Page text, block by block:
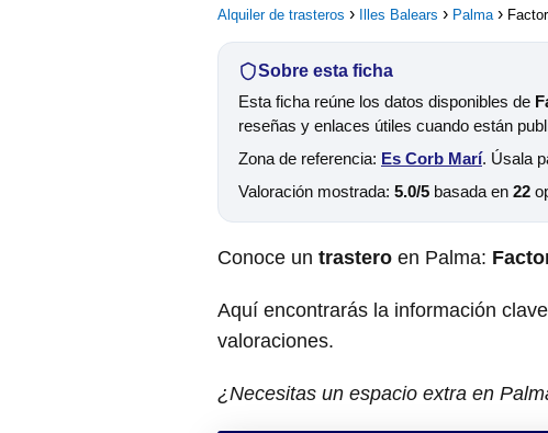
Alquiler de trasteros Illes Balears Palma
Sobre esta ficha
Esta ficha reúne los datos disponibles de
reseñas y enlaces útiles cuando están
Zona de referencia: Es Corb Marí. Úsala
Valoración mostrada: 5.0/5 basada en 22
Conoce un trastero en Palma:
Aquí encontrarás la información
valoraciones.
¿Necesitas un espacio extra en